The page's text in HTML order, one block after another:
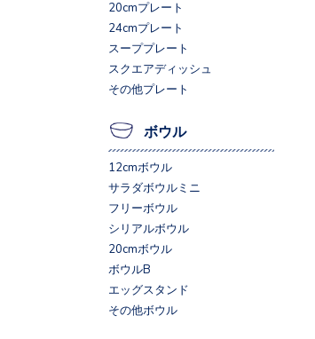
20cmプレート
24cmプレート
スーププレート
スクエアディッシュ
その他プレート
ボウル
12cmボウル
サラダボウルミニ
フリーボウル
シリアルボウル
20cmボウル
ボウルB
エッグスタンド
その他ボウル